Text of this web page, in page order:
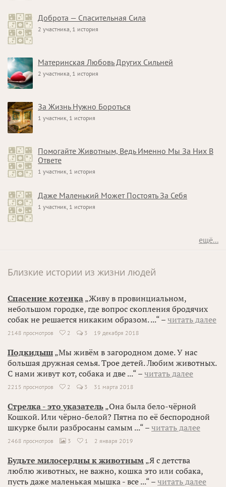
Доброта — Спасительная Сила
2 участника, 1 история
Материнская Любовь Других Сильней
2 участника, 1 история
За Жизнь Нужно Бороться
1 участник, 1 история
Помогайте Животным, Ведь Именно Мы За Них В
Ответе
1 участник, 1 история
Даже Маленький Может Постоять За Себя
1 участник, 1 история
ещё...
Близкие истории из жизни людей
Спасение котенка „Живу в провинциальном,
небольшом городке, где вопрос скопления бродячих
собак не решается никаким образом. ...“ – читать далее
2148 просмотров  2 3 19 декабря 2018
Подкидыш „Мы живём в загородном доме. У нас
большая дружная семья. Трое детей. Любим животных.
С нами живут кот, собака и две ...“ – читать далее
2215 просмотров  2 3 31 марта 2018
Стрелка - это указатель „Она была бело-чёрной
Кошкой. Или чёрно-белой? Пятна по её беспородной
шкурке были разбросаны самым ...“ – читать далее
2468 просмотров  3  1 2 января 2019
Будьте милосердны к животным „Я с детства
люблю животных, не важно, кошка это или собака,
пусть даже маленькая мышка - все ...“ – читать далее